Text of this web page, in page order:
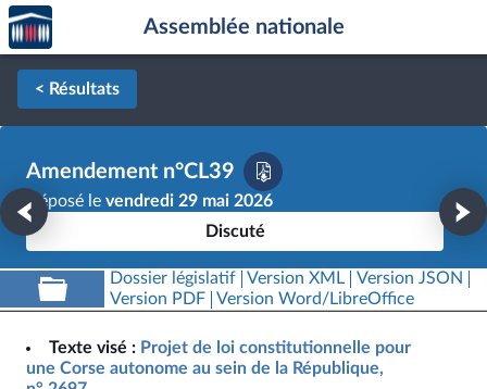
Aller au contenu
Aller en bas de la page
Accèder
à la
page
d'accueil
Assemblée nationale
< Résultats
Amendement n°CL39
Déposé le vendredi 29 mai 2026
Discuté
Dossier législatif Version XML
Version JSON
Version PDF
Version Word/LibreOffice
Texte visé : Projet de loi constitutionnelle pour
une Corse autonome au sein de la République,